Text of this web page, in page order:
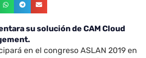
su solución de CAM Cloud
en el congreso ASLAN 2019 en